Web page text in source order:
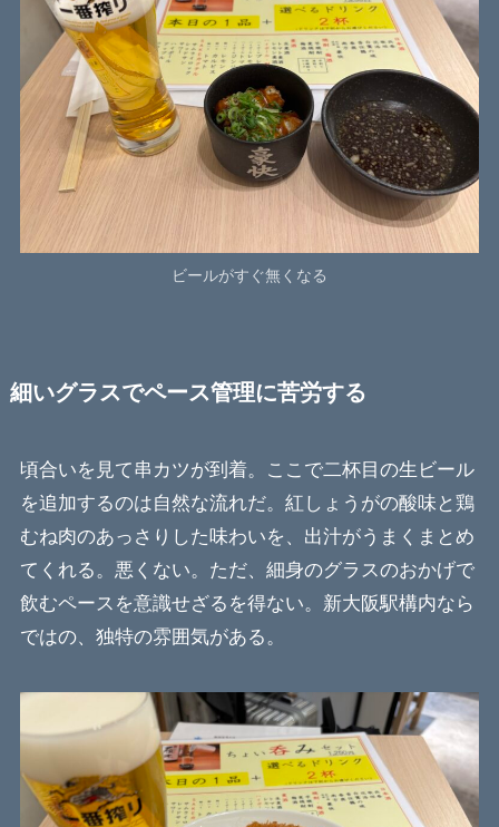
ビールがすぐ無くなる
細いグラスでペース管理に苦労する
頃合いを見て串カツが到着。ここで二杯目の生ビール
を追加するのは自然な流れだ。紅しょうがの酸味と鶏
むね肉のあっさりした味わいを、出汁がうまくまとめ
てくれる。悪くない。ただ、細身のグラスのおかげで
飲むペースを意識せざるを得ない。新大阪駅構内なら
ではの、独特の雰囲気がある。